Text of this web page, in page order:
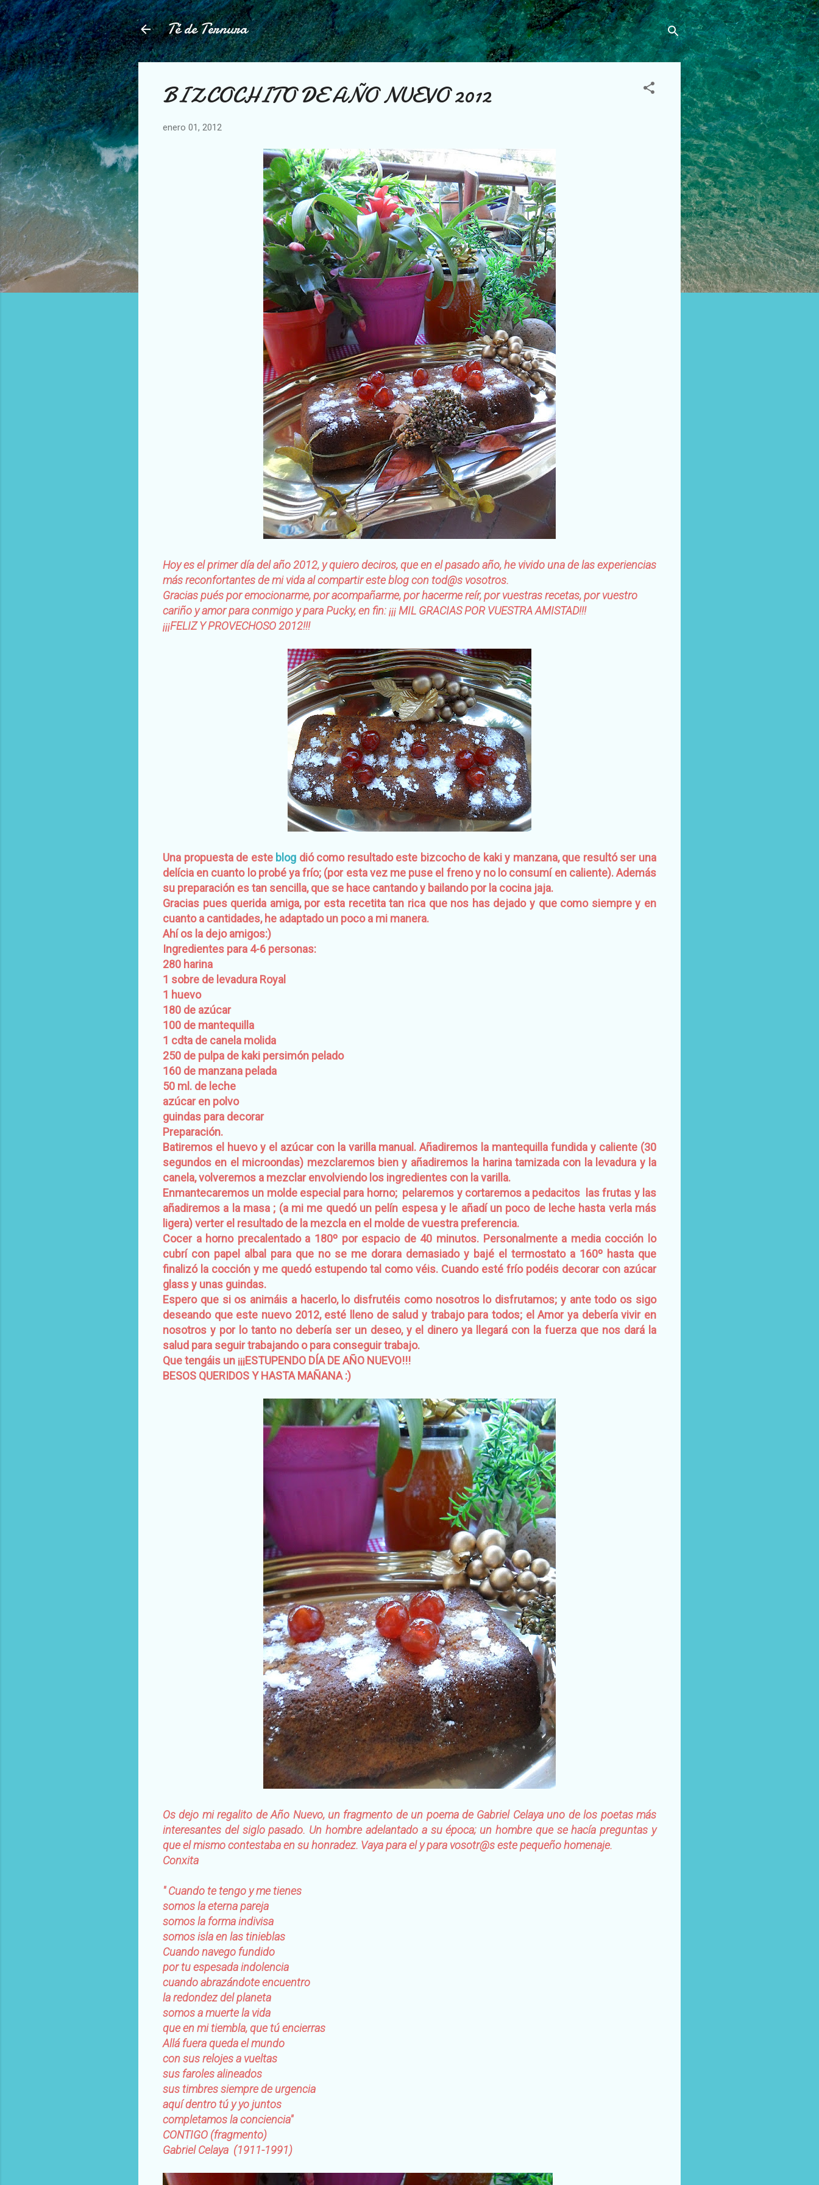
Ir al contenido principal
Té de Ternura
BIZCOCHITO DE AÑO NUEVO 2012
enero 01, 2012
Hoy es el primer día del año 2012, y quiero deciros, que en el pasado año, he vivido una de las experiencias
más reconfortantes de mi vida al compartir este blog con tod@s vosotros.
Gracias pués por emocionarme, por acompañarme, por hacerme reír, por vuestras recetas, por vuestro
cariño y amor para conmigo y para Pucky, en fin: ¡¡¡ MIL GRACIAS POR VUESTRA AMISTAD!!!
¡¡¡FELIZ Y PROVECHOSO 2012!!!
Una propuesta de este blog dió como resultado este bizcocho de kaki y manzana, que resultó ser una
delícia en cuanto lo probé ya frío; (por esta vez me puse el freno y no lo consumí en caliente). Además
su preparación es tan sencilla, que se hace cantando y bailando por la cocina jaja.
Gracias pues querida amiga, por esta recetita tan rica que nos has dejado y que como siempre y en
cuanto a cantidades, he adaptado un poco a mi manera.
Ahí os la dejo amigos:)
Ingredientes para 4-6 personas:
280 harina
1 sobre de levadura Royal
1 huevo
180 de azúcar
100 de mantequilla
1 cdta de canela molida
250 de pulpa de kaki persimón pelado
160 de manzana pelada
50 ml. de leche
azúcar en polvo
guindas para decorar
Preparación.
Batiremos el huevo y el azúcar con la varilla manual. Añadiremos la mantequilla fundida y caliente (30
segundos en el microondas) mezclaremos bien y añadiremos la harina tamizada con la levadura y la
canela, volveremos a mezclar envolviendo los ingredientes con la varilla.
Enmantecaremos un molde especial para horno; pelaremos y cortaremos a pedacitos las frutas y las
añadiremos a la masa ; (a mi me quedó un pelín espesa y le añadí un poco de leche hasta verla más
ligera) verter el resultado de la mezcla en el molde de vuestra preferencia.
Cocer a horno precalentado a 180º por espacio de 40 minutos. Personalmente a media cocción lo
cubrí con papel albal para que no se me dorara demasiado y bajé el termostato a 160º hasta que
finalizó la cocción y me quedó estupendo tal como véis. Cuando esté frío podéis decorar con azúcar
glass y unas guindas.
Espero que si os animáis a hacerlo, lo disfrutéis como nosotros lo disfrutamos; y ante todo os sigo
deseando que este nuevo 2012, esté lleno de salud y trabajo para todos; el Amor ya debería vivir en
nosotros y por lo tanto no debería ser un deseo, y el dinero ya llegará con la fuerza que nos dará la
salud para seguir trabajando o para conseguir trabajo.
Que tengáis un ¡¡¡ESTUPENDO DÍA DE AÑO NUEVO!!!
BESOS QUERIDOS Y HASTA MAÑANA :)
Os dejo mi regalito de Año Nuevo, un fragmento de un poema de Gabriel Celaya uno de los poetas más
interesantes del siglo pasado. Un hombre adelantado a su época; un hombre que se hacía preguntas y
que el mismo contestaba en su honradez. Vaya para el y para vosotr@s este pequeño homenaje.
Conxita
" Cuando te tengo y me tienes
somos la eterna pareja
somos la forma indivisa
somos isla en las tinieblas
Cuando navego fundido
por tu espesada indolencia
cuando abrazándote encuentro
la redondez del planeta
somos a muerte la vida
que en mi tiembla, que tú encierras
Allá fuera queda el mundo
con sus relojes a vueltas
sus faroles alineados
sus timbres siempre de urgencia
aquí dentro tú y yo juntos
completamos la conciencia"
CONTIGO (fragmento)
Gabriel Celaya (1911-1991)